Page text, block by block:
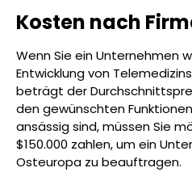
Kosten nach
Wenn Sie ein Unternehmen
Entwicklung von
beträgt der
den gewünschten
ansässig sind, müssen Sie
$150.000 zahlen, um ein
Osteuropa zu beauftragen.